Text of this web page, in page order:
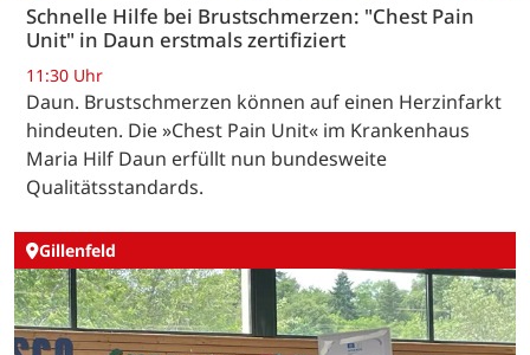
Schnelle Hilfe bei Brustschmerzen: "Chest Pain
Unit" in Daun erstmals zertifiziert
11:30 Uhr
Daun. Brustschmerzen können auf einen Herzinfarkt
hindeuten. Die »Chest Pain Unit« im Krankenhaus
Maria Hilf Daun erfüllt nun bundesweite
Qualitätsstandards.
Gillenfeld